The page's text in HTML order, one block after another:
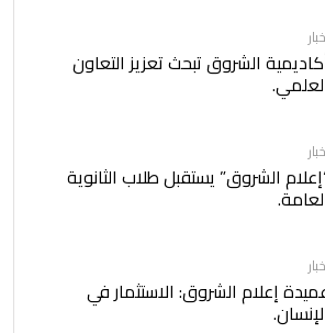
الشروق تبحث تعزيز التعاون
الشروق” يستقبل طلاب الثانوية
إعلام الشروق: الاستثمار في